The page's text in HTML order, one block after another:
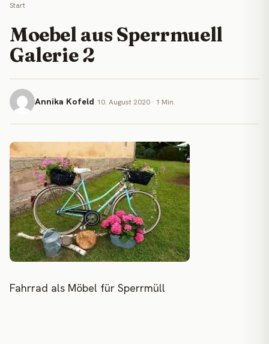
Start
Moebel aus Sperrmuell
Galerie 2
Annika Kofeld 10. August 2020 · 1 Min.
Fahrrad als Möbel für Sperrmüll